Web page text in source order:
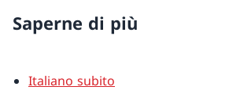
Saperne di più
Italiano subito